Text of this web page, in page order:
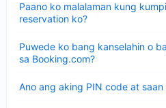
Paano ko malalaman kung
reservation ko?
ang
sagot
Puwede ko bang kanselahin o
sa Booking.com?
ang
sagot
Ano ang aking PIN code at
ang